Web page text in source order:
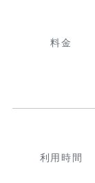
料金
利用時間